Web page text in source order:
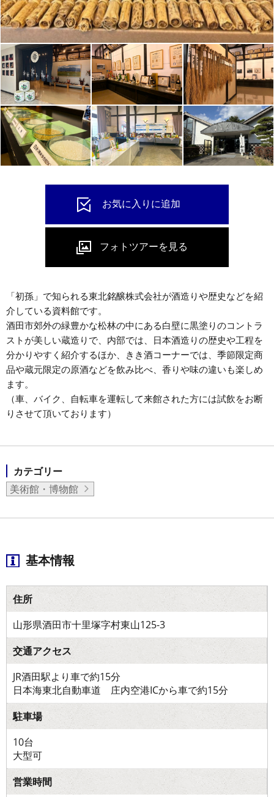
「初孫」で知られる東北銘醸株式会社が酒造りや歴史などを紹
介している資料館です。
酒田市郊外の緑豊かな松林の中にある白壁に黒塗りのコントラ
ストが美しい蔵造りで、内部では、日本酒造りの歴史や工程を
分かりやすく紹介するほか、きき酒コーナーでは、季節限定商
品や蔵元限定の原酒などを飲み比べ、香りや味の違いも楽しめ
ます。
（車、バイク、自転車を運転して来館された方には試飲をお断
りさせて頂いております）
カテゴリー
美術館・博物館
基本情報
住所
山形県酒田市十里塚字村東山125-3
交通アクセス
JR酒田駅より車で約15分
日本海東北自動車道 庄内空港ICから車で約15分
駐車場
10台
大型可
営業時間